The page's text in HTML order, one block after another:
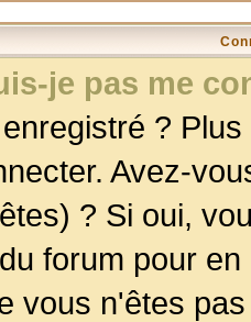
je pas me
?
Avez-
? Si oui,
forum pour
vous n'êtes